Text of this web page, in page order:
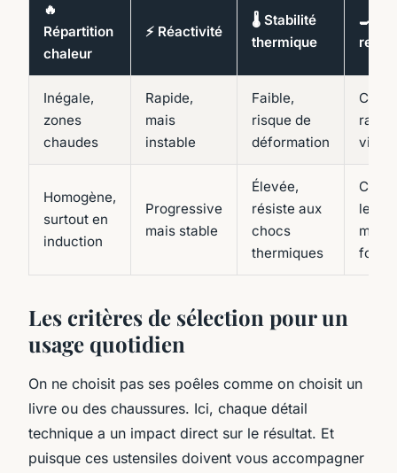
🔥
Répartition
chaleur
⚡ Réactivité
🌡️ Stabilité
thermique
🍳
Inégale,
zones
chaudes
Rapide,
mais
instable
Faible,
risque de
déformation
vif
Homogène,
surtout en
induction
Progressive
mais stable
Élevée,
résiste aux
chocs
thermiques
four
Les critères de sélection pour un
usage quotidien
On ne choisit pas ses poêles comme on choisit un
livre ou des chaussures. Ici, chaque détail
technique a un impact direct sur le résultat. Et
puisque ces ustensiles doivent vous accompagner